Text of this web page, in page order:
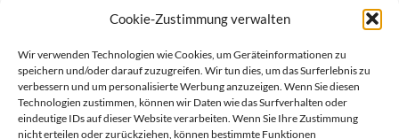
Cookie-Zustimmung verwalten
Wir verwenden Technologien wie Cookies, um Geräteinformationen zu
speichern und/oder darauf zuzugreifen. Wir tun dies, um das Surferlebnis zu
verbessern und um personalisierte Werbung anzuzeigen. Wenn Sie diesen
Technologien zustimmen, können wir Daten wie das Surfverhalten oder
eindeutige IDs auf dieser Website verarbeiten. Wenn Sie Ihre Zustimmung
nicht erteilen oder zurückziehen, können bestimmte Funktionen